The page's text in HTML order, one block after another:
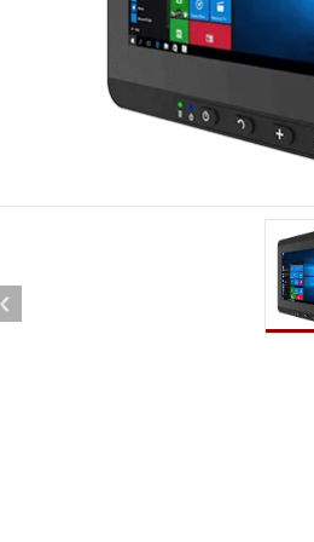
Android Fahrzeugmontierte Computer
Tablet für Fahrzeugmontierte
Robuster Roboter-